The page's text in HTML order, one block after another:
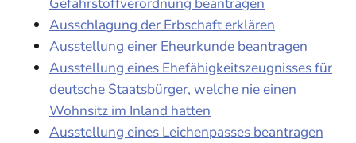
Ausschlagung der Erbschaft erklären
Ausstellung einer Eheurkunde beantragen
Ausstellung eines Ehefähigkeitszeugnisses für
deutsche Staatsbürger, welche nie einen
Wohnsitz im Inland hatten
Ausstellung eines Leichenpasses beantragen